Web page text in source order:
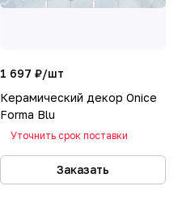
1 697 ₽/шт
Керамический декор Onice
Forma Blu
Уточнить срок поставки
Заказать